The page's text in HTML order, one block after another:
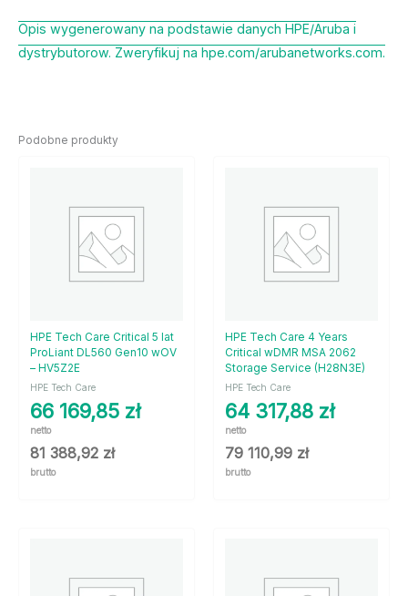
Opis wygenerowany na podstawie danych HPE/Aruba i
dystrybutorow. Zweryfikuj na hpe.com/arubanetworks.com.
Podobne produkty
HPE Tech Care Critical 5 lat
ProLiant DL560 Gen10 wOV
– HV5Z2E
HPE Tech Care
66 169,85 zł
netto
81 388,92 zł
brutto
HPE Tech Care 4 Years
Critical wDMR MSA 2062
Storage Service (H28N3E)
HPE Tech Care
64 317,88 zł
netto
79 110,99 zł
brutto